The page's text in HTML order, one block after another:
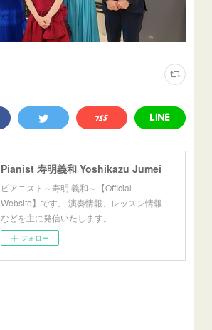
Pianist 寿明義和 Yoshikazu Jumei
ピアニスト～寿明 義和～【Official
Website】です。 演奏情報、レッスン情報
などを主に発信いたします。
フォロー